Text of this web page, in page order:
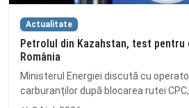
Actualitate
Petrolul din Kazahstan, test pentru
România
Ministerul Energiei discută cu
carburanților după blocarea rutei